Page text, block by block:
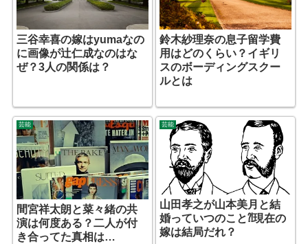
三谷幸喜の嫁はyumaなの
に画像が辻仁成なのはな
ぜ？3人の関係は？
鈴木紗理奈の息子留学費
用はどのくらい？イギリ
スのボーディングスクー
ルとは
芸能
間宮祥太朗と菜々緒の共
演は何度ある？二人が付
き合ってた真相は…
芸能
山田孝之が山本美月と結
婚っていつのこと⁈現在の
嫁は結局だれ？